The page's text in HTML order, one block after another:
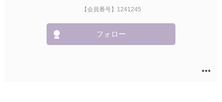
【会員番号】1241245
フォロー